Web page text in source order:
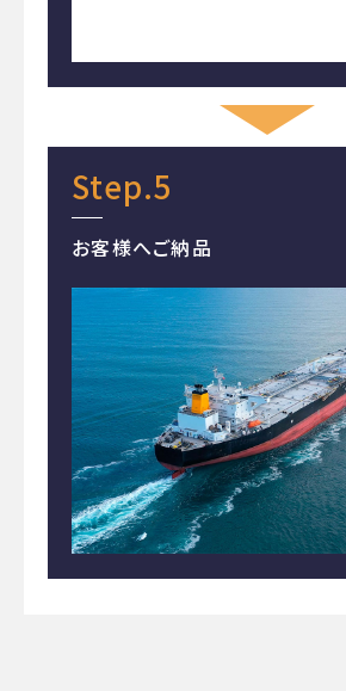
Step.5
お客様へご納品